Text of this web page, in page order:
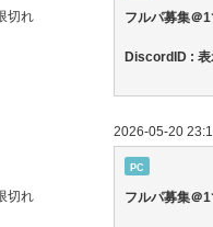
切れ フルパ募集＠
DiscordID : 表
切れ
2026-05-20
PC
フルパ募集＠